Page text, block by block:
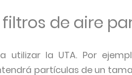
de aire
la UTA. Por
partículas de un